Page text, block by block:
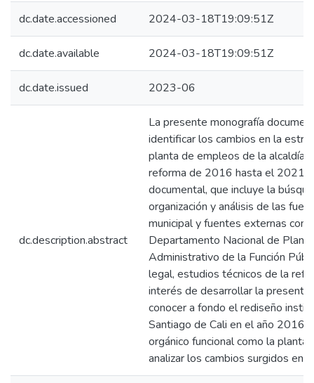
dc.date.accessioned 2024-03-18T19:09:51Z
dc.date.available 2024-03-18T19:09:51Z
dc.date.issued 2023-06
dc.description.abstract
La presente monografía
identificar los cambios en la
planta de empleos de la alcaldía
reforma de 2016 hasta el 2021.
documental, que incluye la
organización y análisis de las
municipal y fuentes externas
Departamento Nacional de
Administrativo de la Función
legal, estudios técnicos de la
interés de desarrollar la
conocer a fondo el rediseño
Santiago de Cali en el año 2016
orgánico funcional como la
analizar los cambios surgidos en